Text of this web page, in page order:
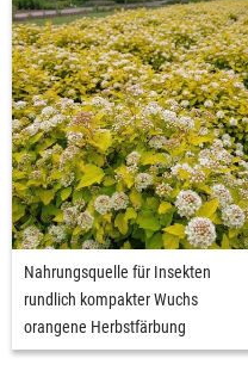
Nahrungsquelle für Insekten
rundlich kompakter Wuchs
orangene Herbstfärbung